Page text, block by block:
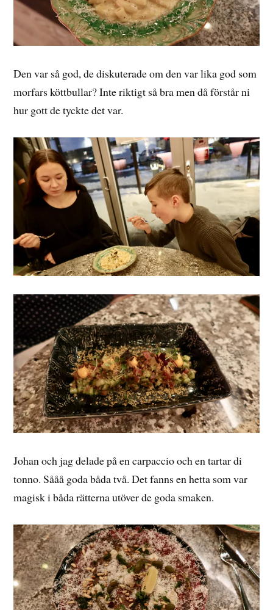
Den var så god, de diskuterade om den var lika god som
morfars köttbullar? Inte riktigt så bra men då förstår ni
hur gott de tyckte det var.
Johan och jag delade på en carpaccio och en tartar di
tonno. Sååå goda båda två. Det fanns en hetta som var
magisk i båda rätterna utöver de goda smaken.